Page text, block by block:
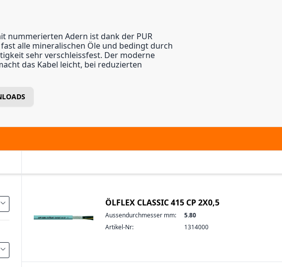
nummerierten Adern ist dank der PUR
alle mineralischen Öle und bedingt durch
sehr verschleissfest. Der moderne
das Kabel leicht, bei reduzierten
ÖLFLEX CLASSIC 415 CP 2X0,5
Aussendurchmesser mm:
5.80
Artikel-Nr:
1314000